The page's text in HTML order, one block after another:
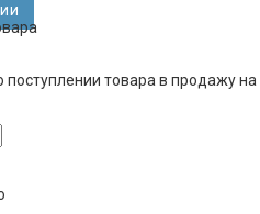
товара в продажу на